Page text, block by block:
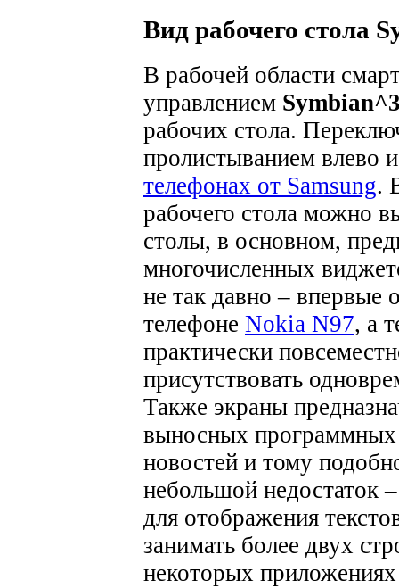
Вид рабочего стола
В рабочей области
управлением
рабочих стола.
пролистыванием влево
телефонах от Samsung.
рабочего стола можно
столы, в основном,
многочисленных
не так давно – впервые
телефоне Nokia N97, а
практически
присутствовать
Также экраны
выносных
новостей и тому
небольшой недостаток
для отображения
занимать более двух
некоторых